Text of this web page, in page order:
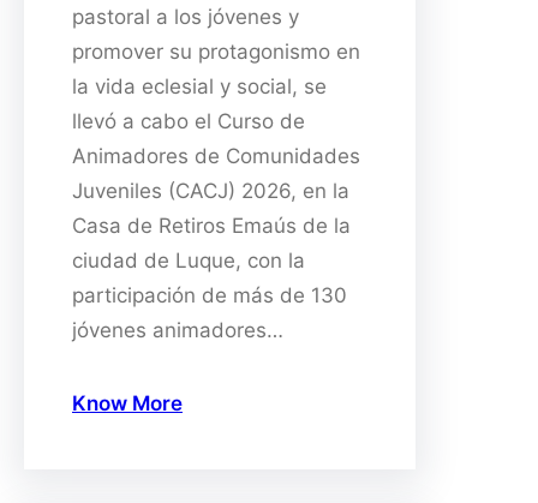
pastoral a los jóvenes y
promover su protagonismo en
la vida eclesial y social, se
llevó a cabo el Curso de
Animadores de Comunidades
Juveniles (CACJ) 2026, en la
Casa de Retiros Emaús de la
ciudad de Luque, con la
participación de más de 130
jóvenes animadores…
Know More